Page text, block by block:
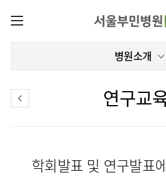
로그인
증명서발급내역
센터
로봇인공관절센터
척추내시경센터
진료안내
정형외과
층별안내
병원소개
병원소개
연구교
학회발표 및 연구발표